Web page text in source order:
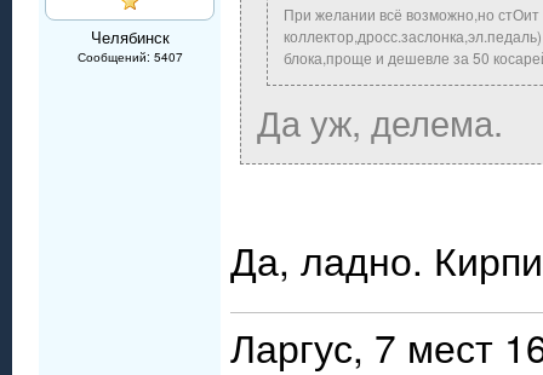
Челябинск
Сообщений: 5407
При желании всё возможно,но стОит
блока,проще и дешевле за 50
Да уж, делема.
Да, ладно.
Ларгус, 7 мест